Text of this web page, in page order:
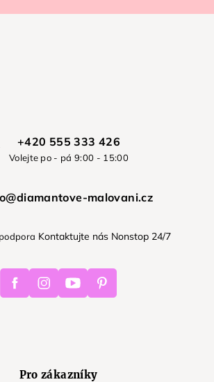
+420 555 333 426
Volejte po - pá 9:00 - 15:00
malovani.cz
Kontaktujte nás Nonstop 24/7
FacebookInstagramYoutube Pinterest
Pro zákazníky